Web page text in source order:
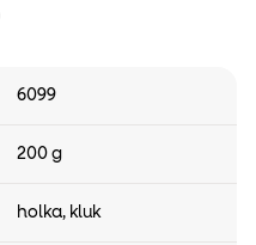
6099
200 g
holka, kluk